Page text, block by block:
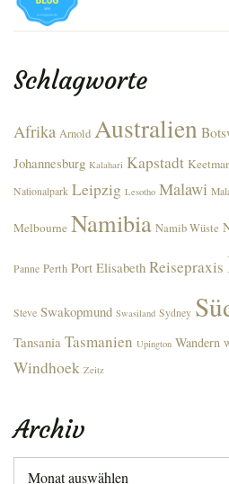
Schlagworte
Afrika Arnold Australien
Johannesburg Kalahari Kapstadt
Nationalpark Leipzig Lesotho Malawi
Melbourne Namibia Namib Wüste
Panne Perth Port Elisabeth Reisepraxis
Steve Swakopmund Swasiland Sydney
Tansania Tasmanien Upington Wandern
Windhoek Zeitz
Archiv
Archiv